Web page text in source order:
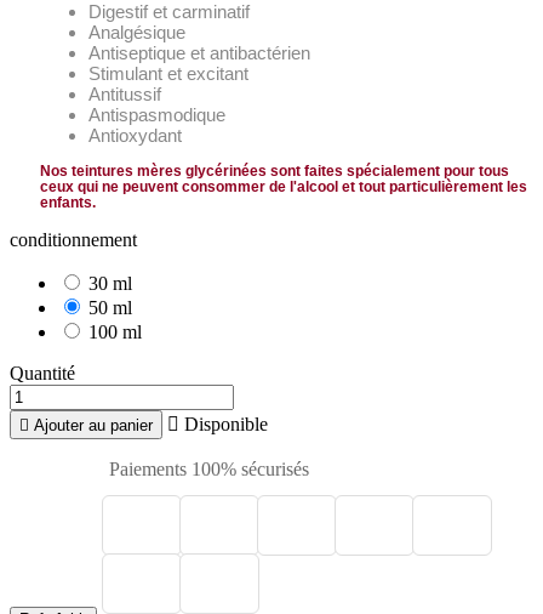
Digestif et carminatif
Analgésique
Antiseptique et antibactérien
Stimulant et excitant
Antitussif
Antispasmodique
Antioxydant
Nos teintures mères glycérinées sont faites spécialement pour tous
ceux qui ne peuvent consommer de l'alcool et tout particulièrement les
enfants.
conditionnement
30 ml
50 ml
100 ml
Quantité
 Ajouter au panier  Disponible
Paiements 100% sécurisés